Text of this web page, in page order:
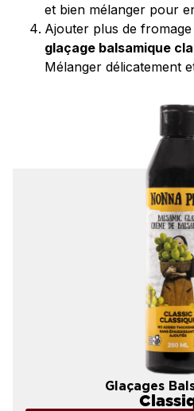
et bien mélanger pour
Ajouter plus de
glaçage balsamique
Mélanger délicatement
Glaçages